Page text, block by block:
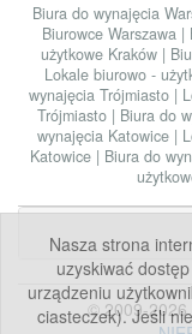
Nasza strona
uzyskiwać
urządzeniu
ciasteczek). Jeśli
Biura do wynajęcia
Biurowce Warszawa |
użytkowe Kraków |
Lokale biurowo -
wynajęcia Trójmiasto |
Trójmiasto | Biura do
wynajęcia Katowice |
Katowice | Biura do
© 2009-